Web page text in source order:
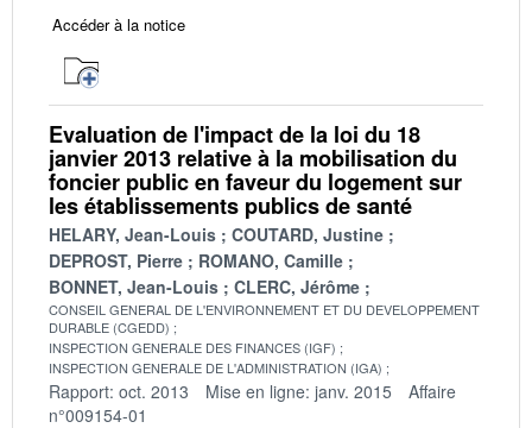
Accéder à la notice
Evaluation de l'impact de la loi du 18
janvier 2013 relative à la mobilisation du
foncier public en faveur du logement sur
les établissements publics de santé
HELARY, Jean-Louis
COUTARD, Justine
DEPROST, Pierre
ROMANO, Camille
BONNET, Jean-Louis
CLERC, Jérôme
CONSEIL GENERAL DE L'ENVIRONNEMENT ET DU DEVELOPPEMENT
DURABLE (CGEDD)
INSPECTION GENERALE DES FINANCES (IGF)
INSPECTION GENERALE DE L'ADMINISTRATION (IGA)
Rapport: oct. 2013 Mise en ligne: janv. 2015
Affaire
n°009154-01